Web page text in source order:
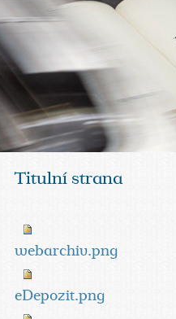
Titulní strana
webarchiv.png
eDepozit.png